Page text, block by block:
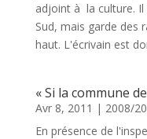
adjoint à la culture. Il
Sud, mais garde des
haut. L'écrivain est
« Si la commune
Avr 8, 2011 | 2008/
En présence de